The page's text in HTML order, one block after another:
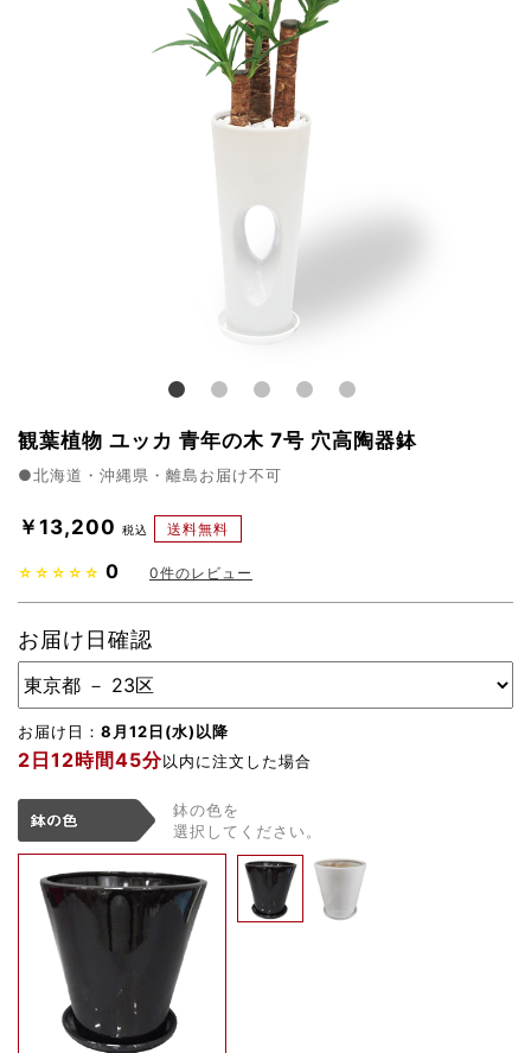
観葉植物 ユッカ 青年の木 7号 穴高陶器鉢
●北海道・沖縄県・離島お届け不可
￥13,200 税込 送料無料
☆☆☆☆☆ 0 0件のレビュー
お届け日確認
お届け日： 8月12日(水)以降
2日12時間45分以内に注文した場合
鉢の色を
選択してください。